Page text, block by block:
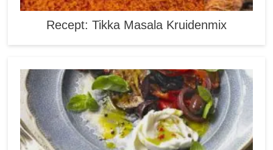
Recept: Tikka Masala Kruidenmix